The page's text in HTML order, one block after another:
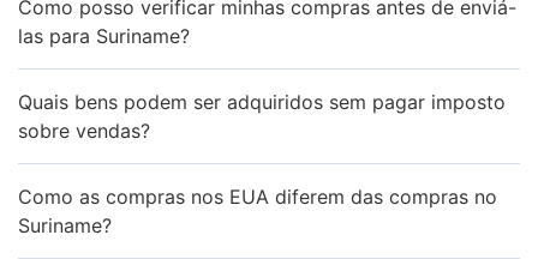
Como posso verificar minhas compras antes de enviá-
las para Suriname?
Quais bens podem ser adquiridos sem pagar imposto
sobre vendas?
Como as compras nos EUA diferem das compras no
Suriname?